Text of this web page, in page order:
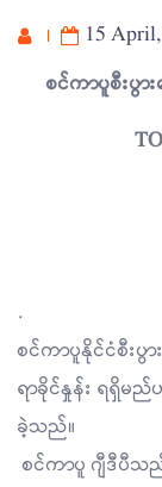
15
စင်ကာပူစီးပွာ
.
စင်ကာပူနိုင်ငံစီးပွ
ရာခိုင်နှုန်း ရရှိမ
ခဲ့သည်။
စင်ကာပူ ဂျီဒီပီ